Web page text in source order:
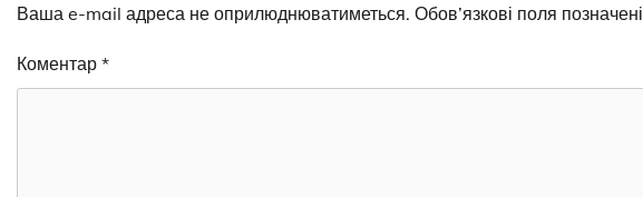
Ваша e-mail адреса не оприлюднюватиметься. Обов’язкові поля позначені
Коментар *